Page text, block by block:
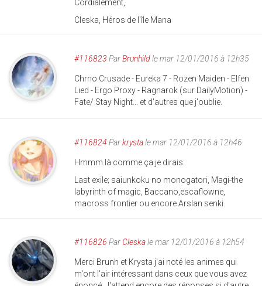
Cordialement,
Cleska, Héros de l'île Mana
#116823 ParBrunhildle mar 12/01/2016 à 12h35
Chrno Crusade - Eureka 7 - Rozen Maiden - Elfen
Lied - Ergo Proxy - Ragnarok (sur DailyMotion) -
Fate/ Stay Night... et d'autres que j'oublie.
#116824 Parkrystale mar 12/01/2016 à 12h46
Hmmm là comme ça je dirais:
Last exile; saiunkoku no monogatori, Magi-the
labyrinth of magic, Baccano,escaflowne,
macross frontier ou encore Arslan senki.
#116826 Par Cleskale mar 12/01/2016 à 12h54
Merci Brunh et Krysta j'ai noté les animes qui
m'ont l'air intéressant dans ceux que vous avez